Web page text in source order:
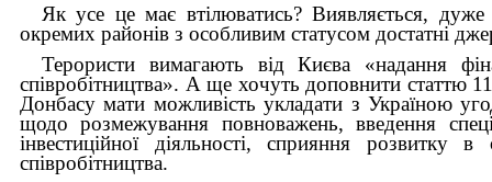
Як усе це має втілюватись? Виявляється,
окремих районів з особливим статусом достатні
Терористи вимагають від Києва «надання
співробітництва». А ще хочуть доповнити статтю
Донбасу мати можливість укладати з Україною
щодо розмежування повноважень, введення
інвестиційної діяльності, сприяння
співробітництва.